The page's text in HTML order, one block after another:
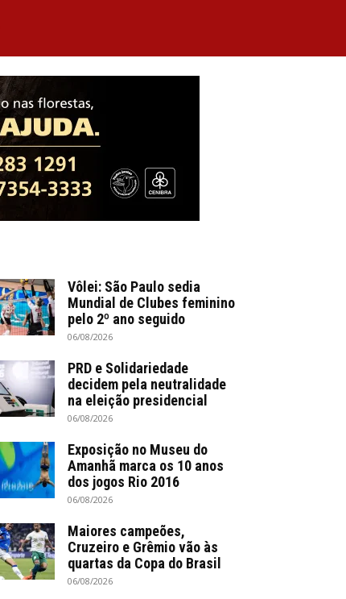
Vôlei: São Paulo sedia
Mundial de Clubes feminino
pelo 2º ano seguido
06/08/2026
PRD e Solidariedade
decidem pela neutralidade
na eleição presidencial
06/08/2026
Exposição no Museu do
Amanhã marca os 10 anos
dos jogos Rio 2016
06/08/2026
Maiores campeões,
Cruzeiro e Grêmio vão às
quartas da Copa do Brasil
06/08/2026